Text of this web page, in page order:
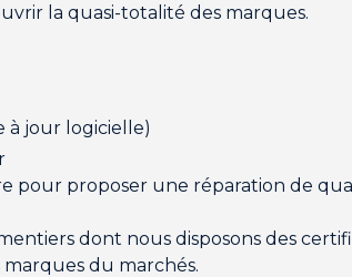
la quasi-totalité des marques.
à jour logicielle)
pour proposer une réparation de
dont nous disposons des
du marchés.